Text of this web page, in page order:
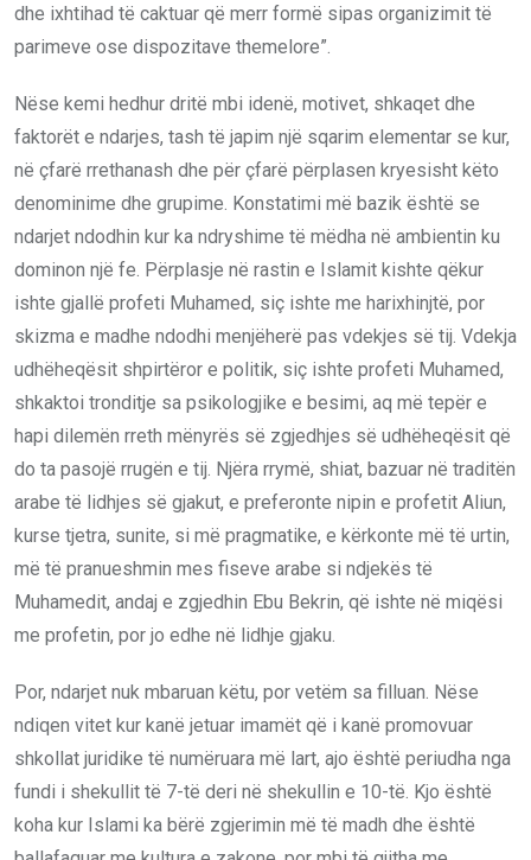
dhe ixhtihad të caktuar që merr formë sipas organizimit të
parimeve ose dispozitave themelore”.
Nëse kemi hedhur dritë mbi idenë, motivet, shkaqet dhe
faktorët e ndarjes, tash të japim një sqarim elementar se kur,
në çfarë rrethanash dhe për çfarë përplasen kryesisht këto
denominime dhe grupime. Konstatimi më bazik është se
ndarjet ndodhin kur ka ndryshime të mëdha në ambientin ku
dominon një fe. Përplasje në rastin e Islamit kishte qëkur
ishte gjallë profeti Muhamed, siç ishte me harixhinjtë, por
skizma e madhe ndodhi menjëherë pas vdekjes së tij. Vdekja
udhëheqësit shpirtëror e politik, siç ishte profeti Muhamed,
shkaktoi tronditje sa psikologjike e besimi, aq më tepër e
hapi dilemën rreth mënyrës së zgjedhjes së udhëheqësit që
do ta pasojë rrugën e tij. Njëra rrymë, shiat, bazuar në traditën
arabe të lidhjes së gjakut, e preferonte nipin e profetit Aliun,
kurse tjetra, sunite, si më pragmatike, e kërkonte më të urtin,
më të pranueshmin mes fiseve arabe si ndjekës të
Muhamedit, andaj e zgjedhin Ebu Bekrin, që ishte në miqësi
me profetin, por jo edhe në lidhje gjaku.
Por, ndarjet nuk mbaruan këtu, por vetëm sa filluan. Nëse
ndiqen vitet kur kanë jetuar imamët që i kanë promovuar
shkollat juridike të numëruara më lart, ajo është periudha nga
fundi i shekullit të 7-të deri në shekullin e 10-të. Kjo është
koha kur Islami ka bërë zgjerimin më të madh dhe është